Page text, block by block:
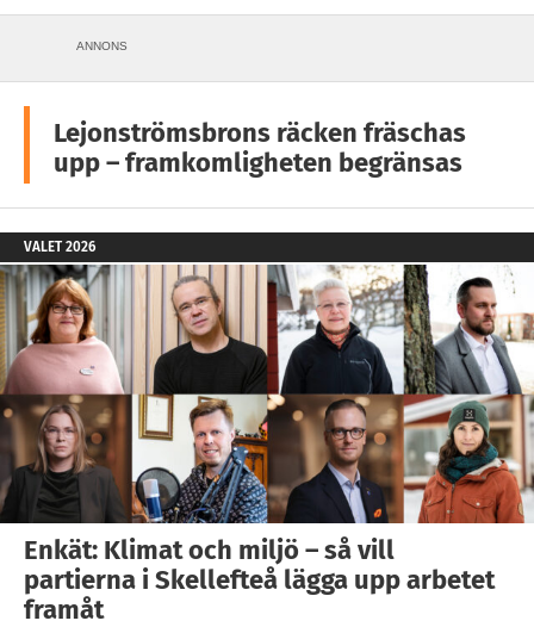
ANNONS
Lejonströmsbrons räcken fräschas
upp – framkomligheten begränsas
VALET 2026
Enkät: Klimat och miljö – så vill
partierna i Skellefteå lägga upp arbetet
framåt